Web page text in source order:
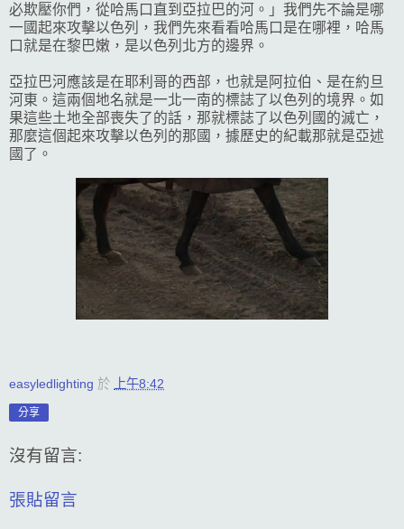
必欺壓你們，從哈馬口直到亞拉巴的河。」我們先不論是哪
一國起來攻擊以色列，我們先來看看哈馬口是在哪裡，哈馬
口就是在黎巴嫩，是以色列北方的邊界。
亞拉巴河應該是在耶利哥的西部，也就是阿拉伯、是在約旦
河東。這兩個地名就是一北一南的標誌了以色列的境界。如
果這些土地全部喪失了的話，那就標誌了以色列國的滅亡，
那麼這個起來攻擊以色列的那國，據歷史的紀載那就是亞述
國了。
easyledlighting 於 上午8:42
分享
沒有留言:
張貼留言